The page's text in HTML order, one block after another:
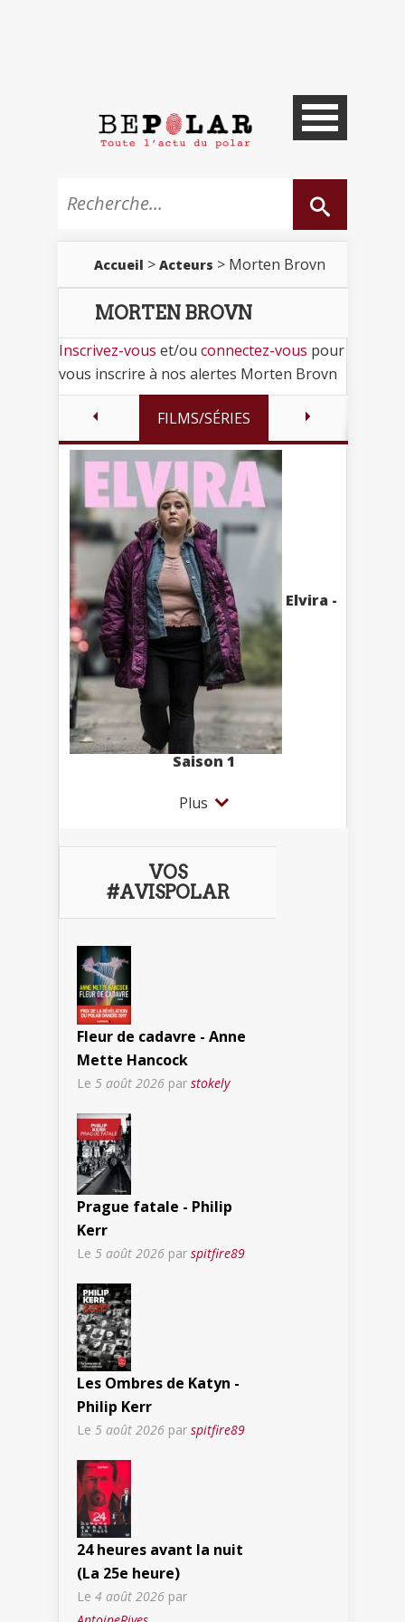
Accueil > Acteurs > Morten Brovn
MORTEN BROVN
Inscrivez-vous et/ou connectez-vous pour
vous inscrire à nos alertes Morten Brovn
FILMS/SÉRIES
Elvira -
Saison 1
Plus
VOS
#AVISPOLAR
Fleur de cadavre - Anne
Mette Hancock
Le 5 août 2026 par stokely
Prague fatale - Philip
Kerr
Le 5 août 2026 par spitfire89
Les Ombres de Katyn -
Philip Kerr
Le 5 août 2026 par spitfire89
24 heures avant la nuit
(La 25e heure)
Le 4 août 2026 par